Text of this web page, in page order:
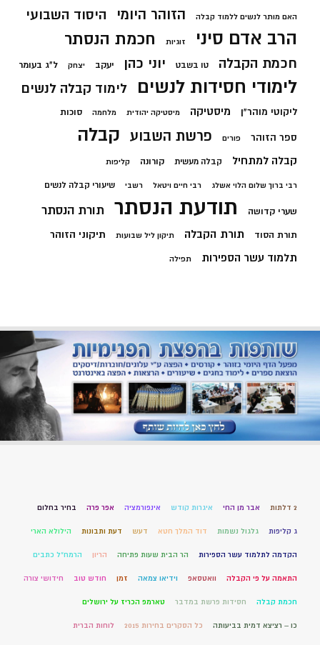
האם מותר לנשים ללמוד קבלה הזוהר היומי היסוד השבועי
הרב אדם סיני זוגיות חכמת הנסתר
חכמת הקבלה טו בשבט יוני כהן יעקב יצחק ל"ג בעומר
לימודי חסידות לנשים לימוד קבלה לנשים
ליקוטי מוהר"ן מיסטיקה מיסטיקה יהודית מלחמה סוכות
ספר הזוהר פורים פרשת השבוע קבלה
קבלה למתחיל קבלה מעשית קורונה קליפות
רבי ברוך שלום הלוי אשלג רבי חיים ויטאל רשבי שיעורי קבלה לנשים
שערי קדושה תודעת הנסתר תורת הנסתר
תורת הסוד תורת הקבלה תיקון ליל שבועות תיקוני הזוהר
תלמוד עשר הספירות תפילה
2 דלתות אבר מן החי איגרות קודש אינפורמציה אפר פרה בחיר בחלום
ג קליפות גלגול נשמות דוד המלך חטא דעש דעת ותבונות הילולא הארי
הקדמה לתלמוד עשר הספירות הר הבית שעות פתיחה הריון הרמח"ל כתבים
התאמה על פי הקבלה וואטסאפ וידיאו צמאה זמן חודש טוב חידושי צורה
חכמת קבלה חסידות פרשת במדבר טארמפ הכריז על ירושלים
כו – רציצא דמית בביעותה כל הסקרים בחירות 2015 לוחות הברית